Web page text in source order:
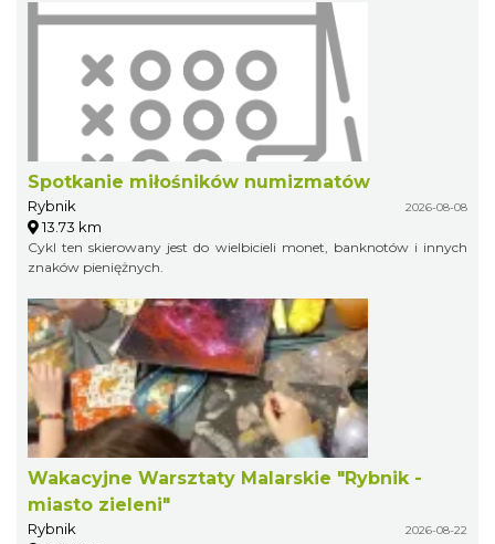
Spotkanie miłośników numizmatów
Rybnik 2026-08-08
13.73 km
Cykl ten skierowany jest do wielbicieli monet, banknotów i innych
znaków pieniężnych.
Wakacyjne Warsztaty Malarskie "Rybnik -
miasto zieleni"
Rybnik 2026-08-22